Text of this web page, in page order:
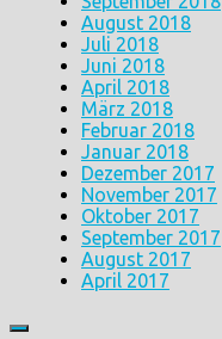
August 2018
Juli 2018
Juni 2018
April 2018
März 2018
Februar 2018
Januar 2018
Dezember 2017
November 2017
Oktober 2017
September 2017
August 2017
April 2017